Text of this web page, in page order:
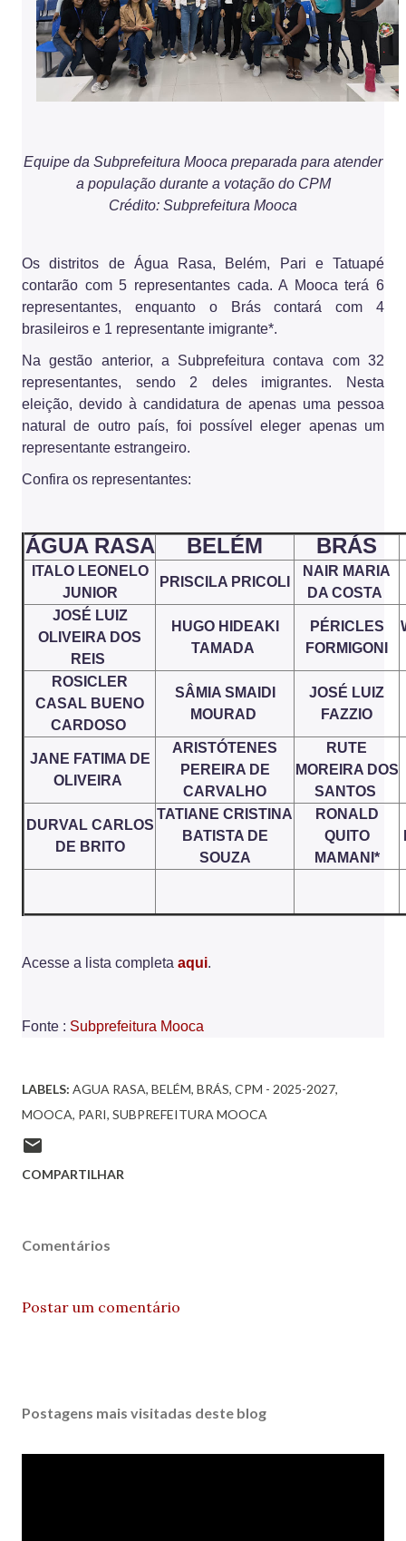
Equipe da Subprefeitura Mooca preparada para atender
a população durante a votação do CPM
Crédito: Subprefeitura Mooca
Os distritos de Água Rasa, Belém, Pari e Tatuapé
contarão com 5 representantes cada. A Mooca terá 6
representantes, enquanto o Brás contará com 4
brasileiros e 1 representante imigrante*.
Na gestão anterior, a Subprefeitura contava com 32
representantes, sendo 2 deles imigrantes. Nesta
eleição, devido à candidatura de apenas uma pessoa
natural de outro país, foi possível eleger apenas um
representante estrangeiro.
Confira os representantes:
ÁGUA RASA BELÉM BRÁS
ITALO LEONELO
JUNIOR
PRISCILA PRICOLI
NAIR MARIA
DA COSTA
JOSÉ LUIZ
OLIVEIRA DOS
REIS
HUGO HIDEAKI
TAMADA
PÉRICLES
FORMIGONI
ROSICLER
CASAL BUENO
CARDOSO
SÂMIA SMAIDI
MOURAD
JOSÉ LUIZ
FAZZIO
JANE FATIMA DE
OLIVEIRA
ARISTÓTENES
PEREIRA DE
CARVALHO
RUTE
MOREIRA DOS
SANTOS
DURVAL CARLOS
DE BRITO
TATIANE CRISTINA
BATISTA DE
SOUZA
RONALD
QUITO
MAMANI*
Acesse a lista completa aqui.
Fonte : Subprefeitura Mooca
LABELS: AGUA RASA BELÉM BRÁS CPM - 2025-2027
MOOCA PARI SUBPREFEITURA MOOCA
COMPARTILHAR
Comentários
Postar um comentário
Postagens mais visitadas deste blog